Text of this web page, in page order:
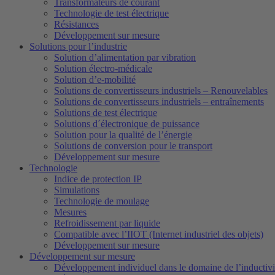
Transformateurs de courant
Technologie de test électrique
Résistances
Développement sur mesure
Solutions pour l’industrie
Solution d’alimentation par vibration
Solution électro-médicale
Solution d’e-mobilité
Solutions de convertisseurs industriels – Renouvelables
Solutions de convertisseurs industriels – entraînements
Solutions de test électrique
Solutions d´électronique de puissance
Solution pour la qualité de l’énergie
Solutions de conversion pour le transport
Développement sur mesure
Technologie
Indice de protection IP
Simulations
Technologie de moulage
Mesures
Refroidissement par liquide
Compatible avec l’IIOT (Internet industriel des objets)
Développement sur mesure
Développement sur mesure
Développement individuel dans le domaine de